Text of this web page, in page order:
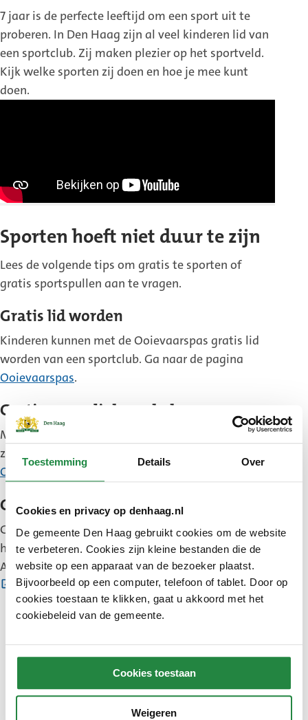
Toestemming Details Over
Cookies en privacy op denhaag.nl
De gemeente Den Haag gebruikt cookies om de website
te verbeteren. Cookies zijn kleine bestanden die de
website op een apparaat van de bezoeker plaatst.
Bijvoorbeeld op een computer, telefoon of tablet. Door op
cookies toestaan te klikken, gaat u akkoord met het
cookiebeleid van de gemeente.
Cookies toestaan
Weigeren
7 jaar is de perfecte leeftijd om een sport uit te
proberen. In Den Haag zijn al veel kinderen lid van
een sportclub. Zij maken plezier op het sportveld.
Kijk welke sporten zij doen en hoe je mee kunt
doen.
Sporten hoeft niet duur te zijn
Lees de volgende tips om gratis te sporten of
gratis sportspullen aan te vragen.
Gratis lid worden
Kinderen kunnen met de Ooievaarspas gratis lid
worden van een sportclub. Ga naar de pagina
Ooievaarspas.
Gratis zwemdiploma halen
Met de Ooievaarspas kunnen kinderen op zwemles
zonder daarvoor te betalen. Ga naar de pagina
Ooievaarspas
Gratis sportspullen
Geen geld voor sportspullen? Stichting Leergeld
helpt met gratis sportspullen voor kinderen.
Aanvragen kan via de websiteleergelddenhaag.nl
(Externe
link)